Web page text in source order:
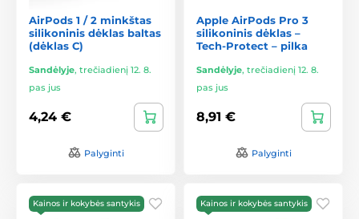
AirPods 1 / 2 minkštas
silikoninis dėklas baltas
(dėklas C)
Sandėlyje, trečiadienį 12. 8.
pas jus
4,24 €
Palyginti
Apple AirPods Pro 3
silikoninis dėklas –
Tech-Protect – pilka
Sandėlyje, trečiadienį 12. 8.
pas jus
8,91 €
Palyginti
Kainos ir kokybės santykis Kainos ir kokybės santykis